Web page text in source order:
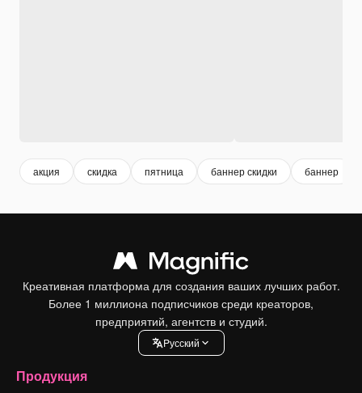
акция скидка пятница баннер скидки баннер
Креативная платформа для создания ваших лучших работ.
Более 1 миллиона подписчиков среди креаторов,
предприятий, агентств и студий.
Pусский
Продукция